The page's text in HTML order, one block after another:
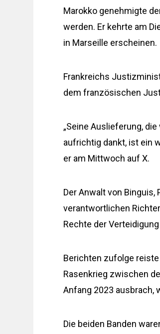
Marokko genehmigte
werden. Er kehrte am
in Marseille erscheinen.
Frankreichs
dem französischen
„Seine Auslieferung,
aufrichtig dankt, ist ein
er am Mittwoch auf X.
Der Anwalt von Binguis,
verantwortlichen
Rechte der
Berichten zufolge
Rasenkrieg zwischen
Anfang 2023 ausbrach,
Die beiden Banden